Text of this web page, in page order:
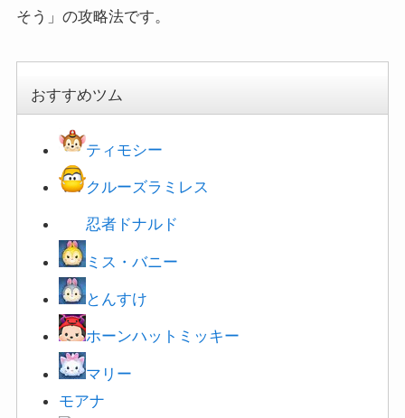
そう」の攻略法です。
おすすめツム
ティモシー
クルーズラミレス
忍者ドナルド
ミス・バニー
とんすけ
ホーンハットミッキー
マリー
モアナ